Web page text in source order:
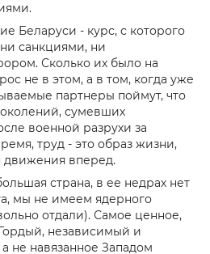
Беларуси - курс, с которого
санкциями, ни
Сколько их было на
не в этом, а в том, когда уже
партнеры поймут, что
сумевших
военной разрухи за
труд - это образ жизни,
движения вперед.
страна, в ее недрах нет
мы не имеем ядерного
отдали). Самое ценное,
независимый и
не навязанное Западом